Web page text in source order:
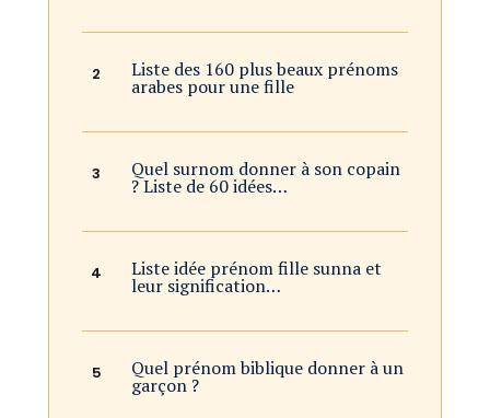
Liste des 160 plus beaux prénoms
arabes pour une fille
Quel surnom donner à son copain
? Liste de 60 idées…
Liste idée prénom fille sunna et
leur signification…
Quel prénom biblique donner à un
garçon ?